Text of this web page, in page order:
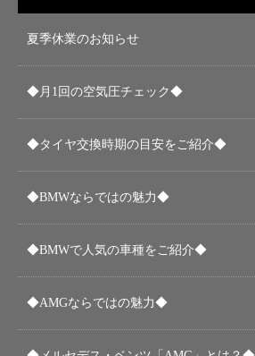
夏季休業のお知らせ
◆月1回の空気圧チェック◆
◆タイヤ交換時期の目安をご紹介◆
◆BMWならではの魅力◆
◆BMWで人気の車種をご紹介◆
◆AMGならではの魅力◆